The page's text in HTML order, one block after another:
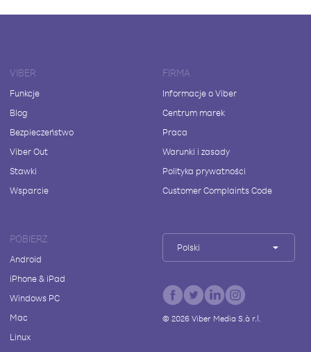
VIBER
Funkcje
Blog
Bezpieczeństwo
Viber Out
Stawki
Wsparcie
FIRMA
Informacje o Viber
Centrum marek
Praca
Warunki i zasady
Polityka prywatności
Customer Complaints Code
POBIERZ
Android
iPhone & iPad
Windows PC
Mac
Linux
Polski
© 2026Viber Media S.à r.l.